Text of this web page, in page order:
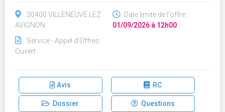
30400 VILLENEUVE LEZ
AVIGNON
Service - Appel d'Offres
Ouvert
Date limite de l'offre :
01/09/2026 à 12h00
Avis RC
Dossier Questions